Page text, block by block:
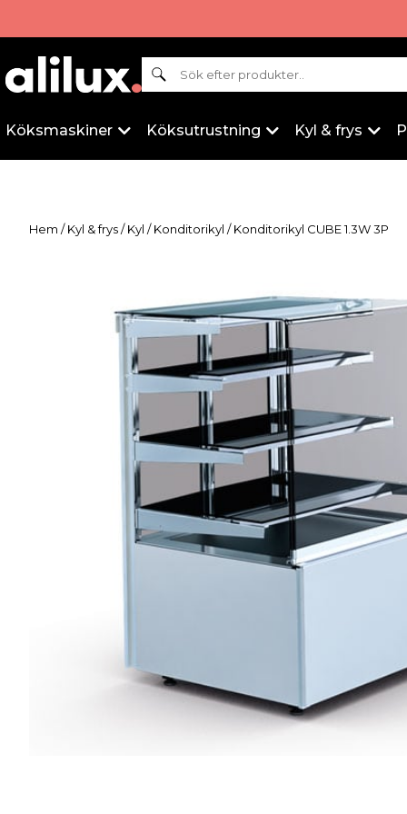
Sök
Köksmaskiner Köksutrustning Kyl & frys
Hem /Kyl & frys/Kyl /Konditorikyl / Konditorikyl CUBE 1.3W 3P